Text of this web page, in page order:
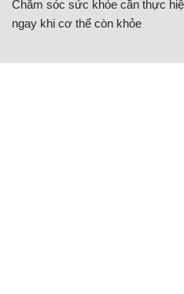
Chăm sóc sức khỏe cần thực
ngay khi cơ thể còn khỏe